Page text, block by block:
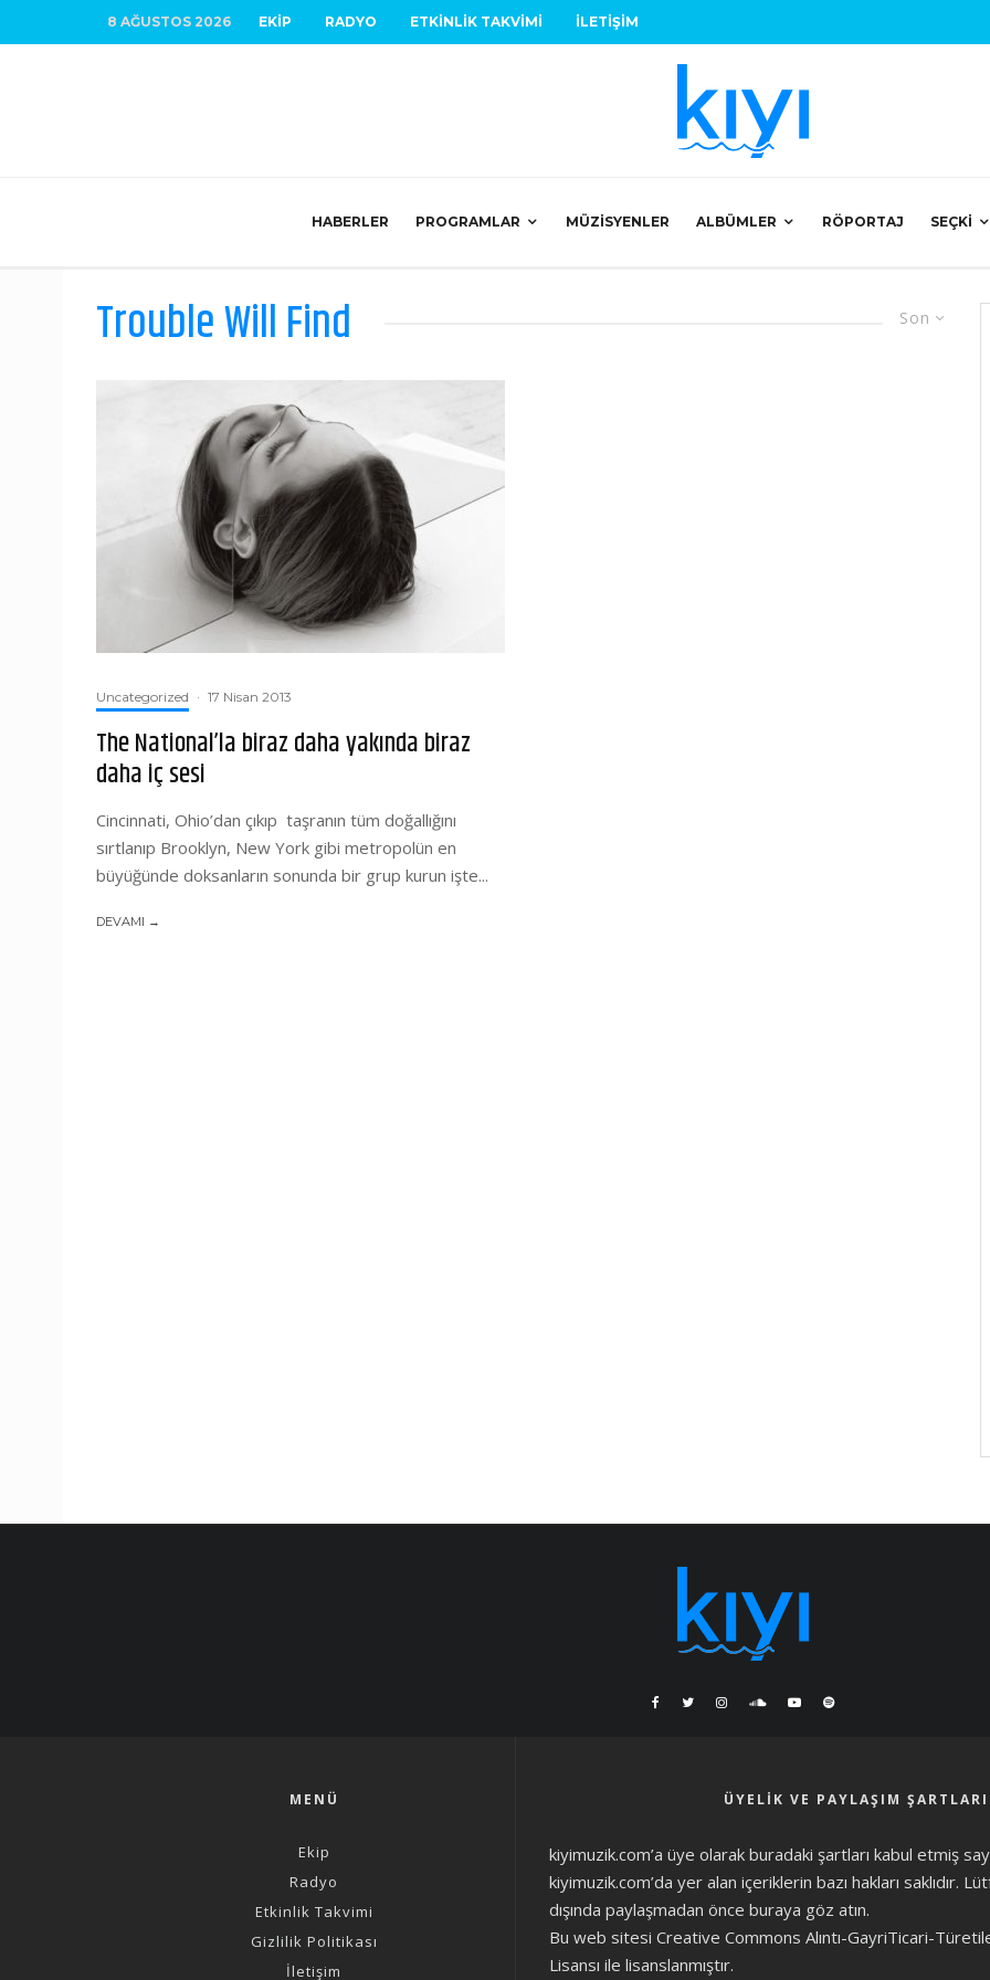
8 AĞUSTOS 2026 EKIP RADYO ETKINLIK TAKVIMI İLETIŞIM
HABERLER PROGRAMLAR MÜZISYENLER ALBÜMLER RÖPORTAJ SEÇKI
Son
Trouble Will Find
Uncategorized · 17 Nisan 2013
The National’la biraz daha yakında biraz
daha iç sesi
Cincinnati, Ohio’dan çıkıp taşranın tüm doğallığını
sırtlanıp Brooklyn, New York gibi metropolün en
büyüğünde doksanların sonunda bir grup kurun işte...
DEVAMI →
MENÜ
Ekip
Radyo
Etkinlik Takvimi
Gizlilik Politikası
İletişim
ÜYELIK VE PAYLAŞIM ŞARTLARI
kiyimuzik.com’a üye olarak buradaki şartları kabul etmiş
kiyimuzik.com’da yer alan içeriklerin bazı hakları saklıdır.
dışında paylaşmadan önce buraya göz atın.
Bu web sitesi Creative Commons Alıntı-GayriTicari-
Lisansı ile lisanslanmıştır.